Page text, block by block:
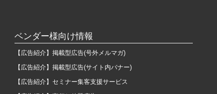
ベンダー様向け情報
【広告紹介】掲載型広告(号外メルマガ)
【広告紹介】掲載型広告(サイト内バナー)
【広告紹介】セミナー集客支援サービス